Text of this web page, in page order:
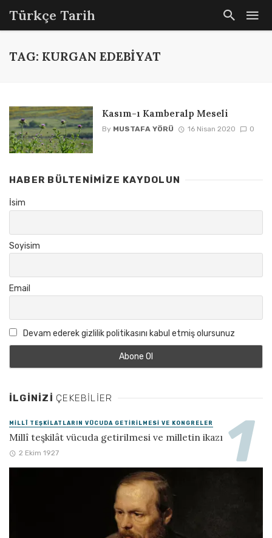
Türkçe Tarih
TAG: KURGAN EDEBIYAT
Kasım-ı Kamberalp Meseli
By MUSTAFA YÖRÜ 16 Nisan 2020 0
HABER BÜLTENIMIZE KAYDOLUN
İsim
Soyisim
Email
Devam ederek gizlilik politikasını kabul etmiş olursunuz
İLGINIZI ÇEKEBILIER
MILLÎ TEŞKILATLARIN VÜCUDA GETIRILMESI VE KONGRELER
Millî teşkilât vücuda getirilmesi ve milletin ikazı
2 Ekim 1927